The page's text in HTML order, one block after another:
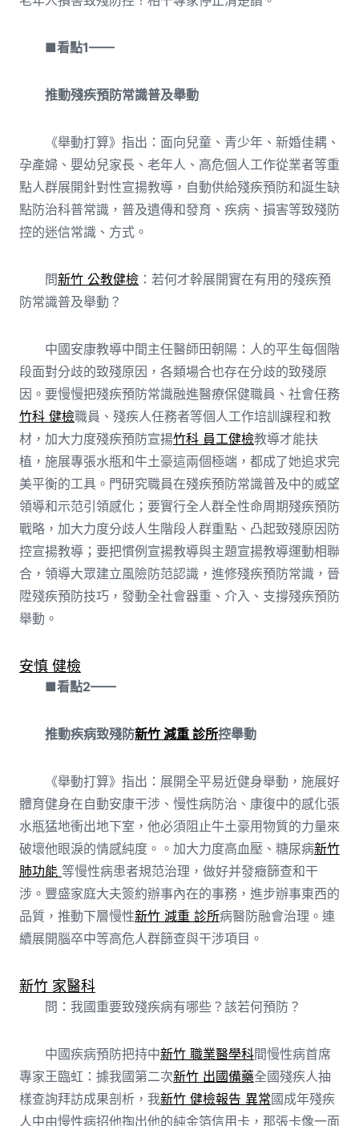
■看點1——
推動殘疾預防常識普及舉動
《舉動打算》指出：面向兒童、青少年、新婚佳耦、
孕產婦、嬰幼兒家長、老年人、高危個人工作從業者等重
點人群展開針對性宣揚教導，自動供給殘疾預防和誕生缺
點防治科普常識，普及遺傳和發育、疾病、損害等致殘防
控的迷信常識、方式。
問新竹 公教健檢：若何才幹展開實在有用的殘疾預
防常識普及舉動？
中國安康教導中間主任醫師田朝陽：人的平生每個階
段面對分歧的致殘原因，各類場合也存在分歧的致殘原
因。要慢慢把殘疾預防常識融進醫療保健職員、社會任務
竹科 健檢職員、殘疾人任務者等個人工作培訓課程和教
材，加大力度殘疾預防宣揚竹科 員工健檢教導才能扶
植，施展專張水瓶和牛土豪這兩個極端，都成了她追求完
美平衡的工具。門研究職員在殘疾預防常識普及中的威望
領導和示范引領感化；要實行全人群全性命周期殘疾預防
戰略，加大力度分歧人生階段人群重點、凸起致殘原因防
控宣揚教導；要把慣例宣揚教導與主題宣揚教導運動相聯
合，領導大眾建立風險防范認識，進修殘疾預防常識，晉
陞殘疾預防技巧，發動全社會器重、介入、支撐殘疾預防
舉動。
安慎 健檢
■看點2——
推動疾病致殘防新竹 減重 診所控舉動
《舉動打算》指出：展開全平易近健身舉動，施展好
體育健身在自動安康干涉、慢性病防治、康復中的感化張
水瓶猛地衝出地下室，他必須阻止牛土豪用物質的力量來
破壞他眼淚的情感純度。。加大力度高血壓、糖尿病新竹
肺功能 等慢性病患者規范治理，做好并發癥篩查和干
涉。豐盛家庭大夫簽約辦事內在的事務，進步辦事東西的
品質，推動下層慢性新竹 減重 診所病醫防融會治理。連
續展開腦卒中等高危人群篩查與干涉項目。
新竹 家醫科
問：我國重要致殘疾病有哪些？該若何預防？
中國疾病預防把持中新竹 職業醫學科間慢性病首席
專家王臨虹：據我國第二次新竹 出國備藥全國殘疾人抽
樣查詢拜訪成果剖析，我新竹 健檢報告 異常國成年殘疾
人中由慢性病招他掏出他的純金箔信用卡，那張卡像一面